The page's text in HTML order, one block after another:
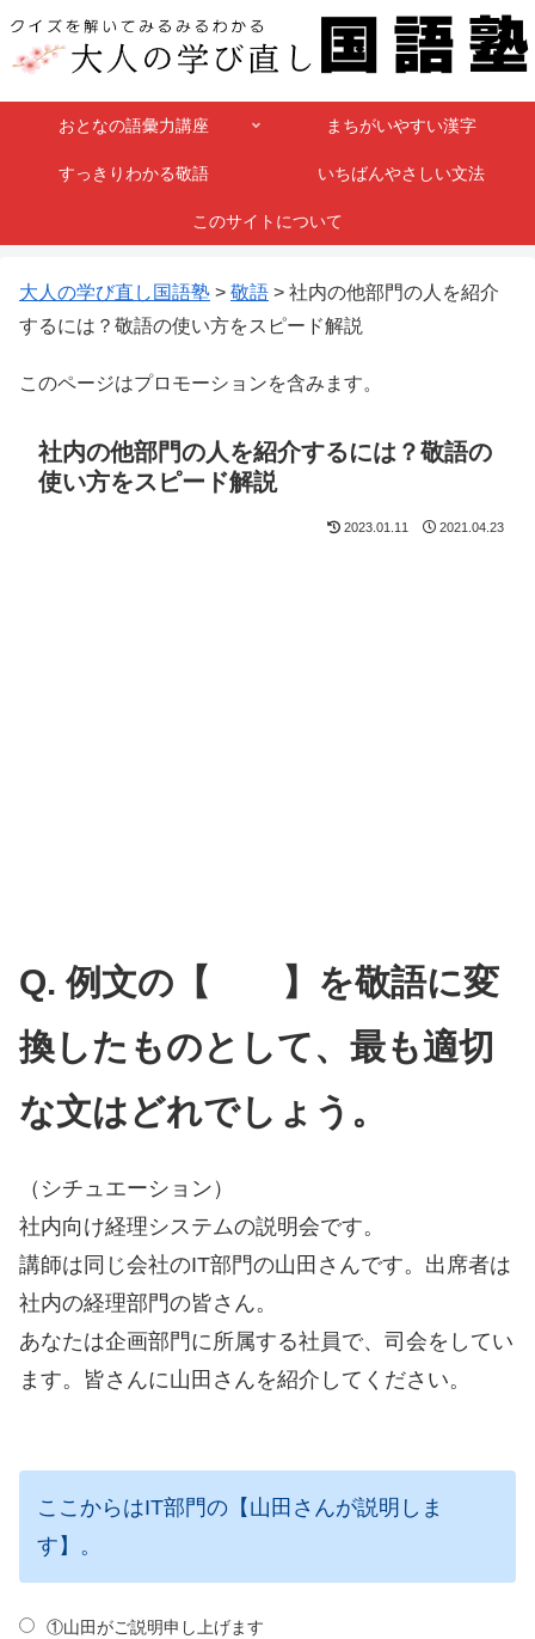
おとなの語彙力講座 まちがいやすい漢字
すっきりわかる敬語 いちばんやさしい文法
このサイトについて
大人の学び直し国語塾 > 敬語 > 社内の他部門の人を紹介
するには？敬語の使い方をスピード解説
このページはプロモーションを含みます。
社内の他部門の人を紹介するには？敬語の
使い方をスピード解説
2023.01.11 2021.04.23
Q. 例文の【 】を敬語に変
換したものとして、最も適切
な文はどれでしょう。
（シチュエーション）
社内向け経理システムの説明会です。
講師は同じ会社のIT部門の山田さんです。出席者は
社内の経理部門の皆さん。
あなたは企画部門に所属する社員で、司会をしてい
ます。皆さんに山田さんを紹介してください。
ここからはIT部門の【山田さんが説明しま
す】。
①山田がご説明申し上げます